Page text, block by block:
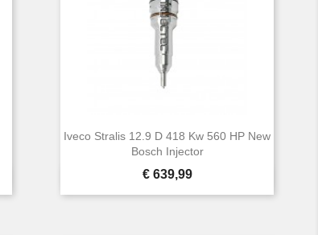
Iveco Stralis 12.9 D 418 Kw 560 HP New
Bosch Injector
Prijs
€ 639,99
Snel bekijken